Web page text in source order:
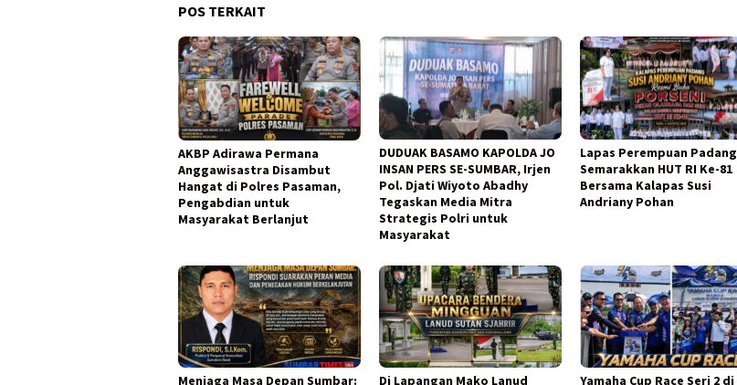
POS TERKAIT
AKBP Adirawa Permana
Anggawisastra Disambut
Hangat di Polres Pasaman,
Pengabdian untuk
Masyarakat Berlanjut
DUDUAK BASAMO KAPOLDA JO
INSAN PERS SE-SUMBAR, Irjen
Pol. Djati Wiyoto Abadhy
Tegaskan Media Mitra
Strategis Polri untuk
Masyarakat
Lapas Perempuan Padang
Semarakkan HUT RI Ke-81
Bersama Kalapas Susi
Andriany Pohan
Menjaga Masa Depan Sumbar: Di Lapangan Mako Lanud Yamaha Cup Race Seri 2 di